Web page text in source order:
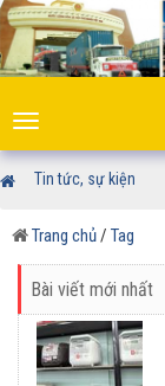
Toggle
navigation
Tin tức, sự kiện
Trang chủ/ Tag
Bài viết mới nhất